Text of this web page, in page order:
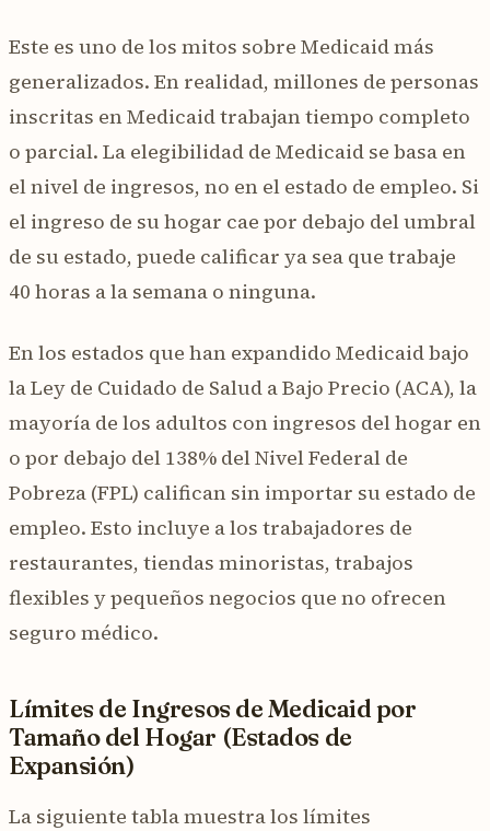
Este es uno de los mitos sobre Medicaid más
generalizados. En realidad, millones de personas
inscritas en Medicaid trabajan tiempo completo
o parcial. La elegibilidad de Medicaid se basa en
el nivel de ingresos, no en el estado de empleo. Si
el ingreso de su hogar cae por debajo del umbral
de su estado, puede calificar ya sea que trabaje
40 horas a la semana o ninguna.
En los estados que han expandido Medicaid bajo
la Ley de Cuidado de Salud a Bajo Precio (ACA), la
mayoría de los adultos con ingresos del hogar en
o por debajo del 138% del Nivel Federal de
Pobreza (FPL) califican sin importar su estado de
empleo. Esto incluye a los trabajadores de
restaurantes, tiendas minoristas, trabajos
flexibles y pequeños negocios que no ofrecen
seguro médico.
Límites de Ingresos de Medicaid por
Tamaño del Hogar (Estados de
Expansión)
La siguiente tabla muestra los límites